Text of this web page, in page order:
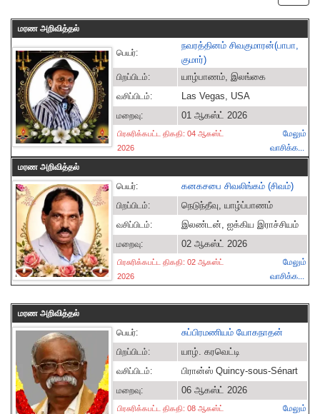
மரண அறிவித்தல்
பெயர்:
நவரத்தினம் சிவகுமாரன்(பாபா,
குமார்)
பிறப்பிடம்: யாழ்பாணம், இலங்கை
வசிப்பிடம்: Las Vegas, USA
மறைவு: 01 ஆகஸ்ட் 2026
பிரசுரிக்கபட்ட திகதி: 04 ஆகஸ்ட்
2026
மேலும்
வாசிக்க...
மரண அறிவித்தல்
பெயர்:
கனகசபை சிவலிங்கம் (சிவம்)
பிறப்பிடம்: நெடுந்தீவு, யாழ்ப்பாணம்
வசிப்பிடம்: இலண்டன், ஐக்கிய இராச்சியம்
மறைவு: 02 ஆகஸ்ட் 2026
பிரசுரிக்கபட்ட திகதி: 02 ஆகஸ்ட்
2026
மேலும்
வாசிக்க...
மரண அறிவித்தல்
பெயர்:
சுப்பிரமணியம் யோகநாதன்
பிறப்பிடம்: யாழ். கரவெட்டி
வசிப்பிடம்: பிரான்ஸ் Quincy-sous-Sénart
மறைவு: 06 ஆகஸ்ட் 2026
பிரசுரிக்கபட்ட திகதி: 08 ஆகஸ்ட்
மேலும்